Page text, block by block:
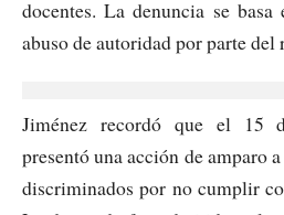
docentes. La denuncia se
abuso de autoridad por parte del
Jiménez recordó que el 15
presentó una acción de amparo
discriminados por no cumplir